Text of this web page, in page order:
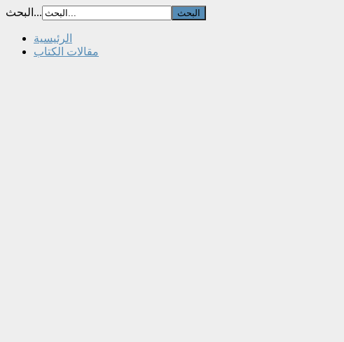
البحث...
الرئيسية
مقالات الكتاب